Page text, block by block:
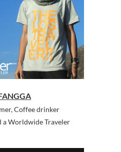
Coffee drinker
a Worldwide Traveler